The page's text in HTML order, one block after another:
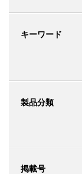
キーワード
製品分類
掲載号